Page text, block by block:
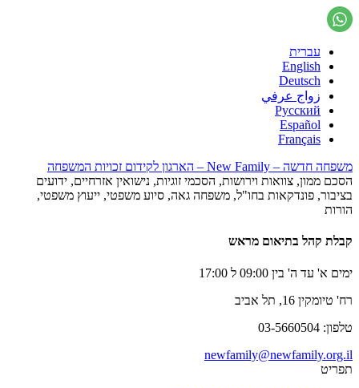
עברית
English
Deutsch
زواج عرفي
Русский
Español
Français
משפחה חדשה – New Family – הארגון לקידום זכויות המשפחה
הסכם ממון, צוואות וירושות, הסכמי זוגיות, נישואין אזרחיים, ידועים
בציבור, פונדקאות בחו"ל, משפחה גאה, סיוע משפטי, ייעוץ משפטי,
הורות
קבלת קהל בתיאום מראש
ימים א' עד ה' בין 09:00 ל 17:00
רח' טיומקין 16, תל אביב
טלפון: 03-5660504
newfamily@newfamily.org.il
תפריט